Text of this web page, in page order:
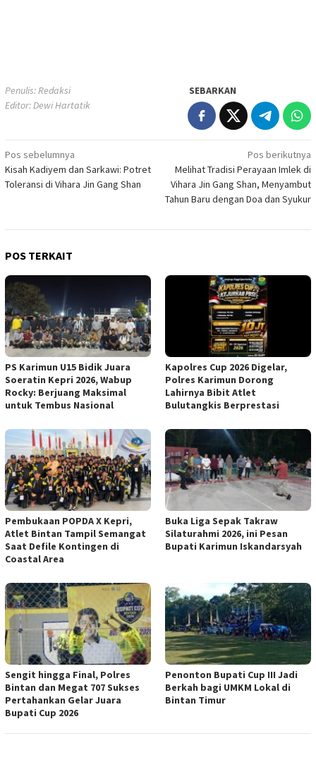
Penulis: Redaksi
Editor: Dewi Hartatik
SEBARKAN
Navigasi
pos
Pos sebelumnya
Kisah Kadiyem dan Sarkawi: Potret
Toleransi di Vihara Jin Gang Shan
Pos berikutnya
Melihat Tradisi Perayaan Imlek di
Vihara Jin Gang Shan, Menyambut
Tahun Baru dengan Doa dan Syukur
POS TERKAIT
PS Karimun U15 Bidik Juara
Soeratin Kepri 2026, Wabup
Rocky: Berjuang Maksimal
untuk Tembus Nasional
Kapolres Cup 2026 Digelar,
Polres Karimun Dorong
Lahirnya Bibit Atlet
Bulutangkis Berprestasi
Pembukaan POPDA X Kepri,
Atlet Bintan Tampil Semangat
Saat Defile Kontingen di
Coastal Area
Buka Liga Sepak Takraw
Silaturahmi 2026, ini Pesan
Bupati Karimun Iskandarsyah
Sengit hingga Final, Polres
Bintan dan Megat 707 Sukses
Pertahankan Gelar Juara
Bupati Cup 2026
Penonton Bupati Cup III Jadi
Berkah bagi UMKM Lokal di
Bintan Timur